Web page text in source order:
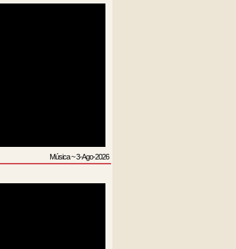
Música~3-Ago-2026